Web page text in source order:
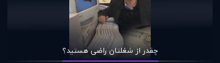
چقدر از شغلتان راضی هستيد؟